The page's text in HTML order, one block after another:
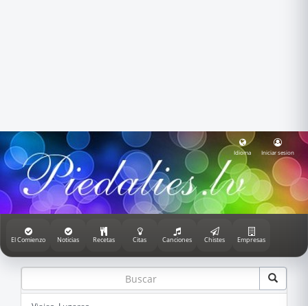
Idioma Iniciar sesion
El Comienzo Noticias Recetas Citas Canciones Chistes Empresas